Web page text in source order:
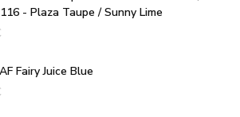
- Plaza Taupe / Sunny Lime
Fairy Juice Blue